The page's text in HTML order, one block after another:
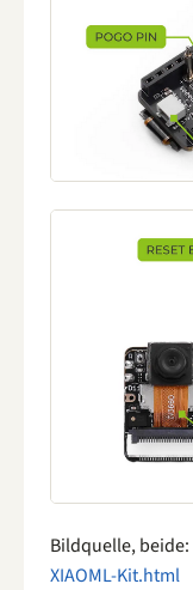
Bildquelle, beide:
XIAOML-Kit.html